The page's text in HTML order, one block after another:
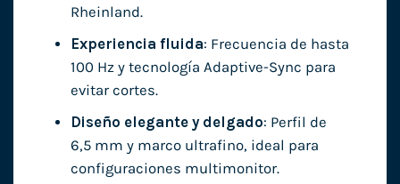
Rheinland.
Experiencia fluida: Frecuencia de hasta
100 Hz y tecnología Adaptive-Sync para
evitar cortes.
Diseño elegante y delgado: Perfil de
6,5 mm y marco ultrafino, ideal para
configuraciones multimonitor.